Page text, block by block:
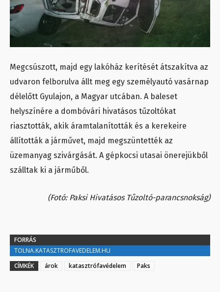
Megcsúszott, majd egy lakóház kerítését átszakítva az
udvaron felborulva állt meg egy személyautó vasárnap
délelőtt Gyulajon, a Magyar utcában. A baleset
helyszínére a dombóvári hivatásos tűzoltókat
riasztották, akik áramtalanították és a kerekeire
állították a járművet, majd megszüntették az
üzemanyag szivárgását. A gépkocsi utasai önerejükből
szálltak ki a járműből.
(Fotó: Paksi Hivatásos Tűzoltó-parancsnokság)
FORRÁS
TOLNA.KATASZTROFAVEDELEM.HU
CÍMKÉK
árok katasztrófavédelem Paks